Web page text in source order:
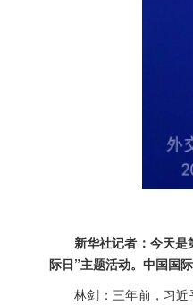
新华社记者：今天
际日”主题活动。中国国
林剑：三年前，习